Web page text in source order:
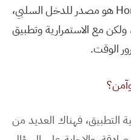
هو مصدر للدخل السلبي،
ولكن مع الاستمرارية وتطبيق
الوقت.
فهناك العديد من